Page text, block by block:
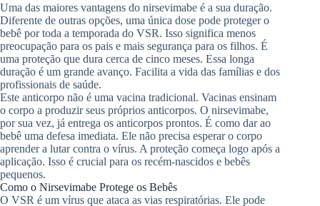
Uma das maiores vantagens do nirsevimabe é a sua duração.
Diferente de outras opções, uma única dose pode proteger o
bebê por toda a temporada do VSR. Isso significa menos
preocupação para os pais e mais segurança para os filhos. É
uma proteção que dura cerca de cinco meses. Essa longa
duração é um grande avanço. Facilita a vida das famílias e dos
profissionais de saúde.
Este anticorpo não é uma vacina tradicional. Vacinas ensinam
o corpo a produzir seus próprios anticorpos. O nirsevimabe,
por sua vez, já entrega os anticorpos prontos. É como dar ao
bebê uma defesa imediata. Ele não precisa esperar o corpo
aprender a lutar contra o vírus. A proteção começa logo após a
aplicação. Isso é crucial para os recém-nascidos e bebês
pequenos.
Como o Nirsevimabe Protege os Bebês
O VSR é um vírus que ataca as vias respiratórias. Ele pode